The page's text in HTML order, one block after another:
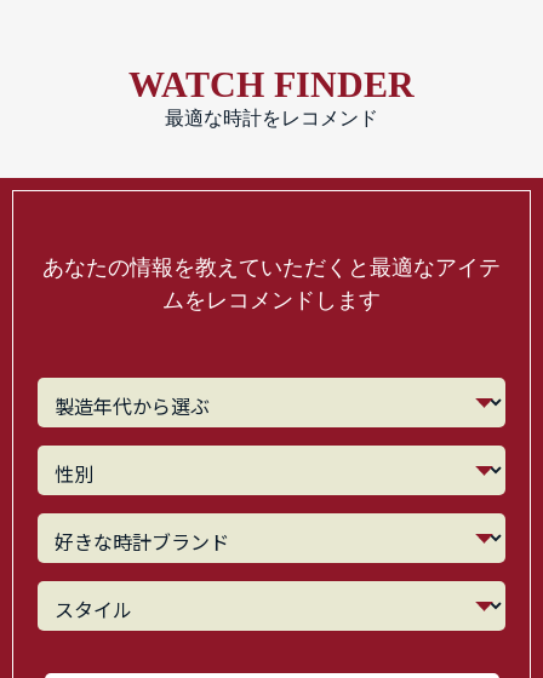
WATCH FINDER
最適な時計をレコメンド
あなたの情報を教えていただくと最適なアイテ
ムをレコメンドします